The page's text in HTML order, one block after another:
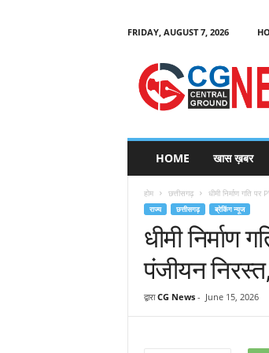
FRIDAY, AUGUST 7, 2026
C
HOME खास ख़बर
होम छत्तीसगढ़ धीमी निर्माण गति
राज्य छत्तीसगढ़ ब्रेकिंग न्यूज
धीमी
पंजीयन
द्वारा CG News- June 15, 2026